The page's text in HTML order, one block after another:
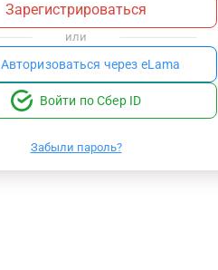
Зарегистрироваться
или
Авторизоваться через eLama
Войти по Сбер ID
Забыли пароль?